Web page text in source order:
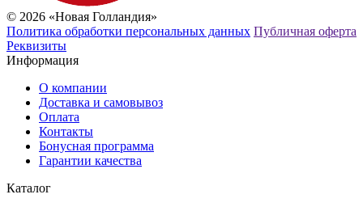
© 2026 «Новая Голландия»
Политика обработки персональных данных Публичная оферта
Реквизиты
Информация
О компании
Доставка и самовывоз
Оплата
Контакты
Бонусная программа
Гарантии качества
Каталог